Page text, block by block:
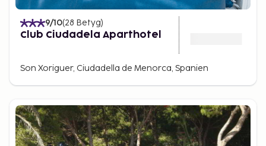
9/10(28 Betyg)
Club Ciudadela Aparthotel
Son Xoriguer, Ciudadella de Menorca, Spanien